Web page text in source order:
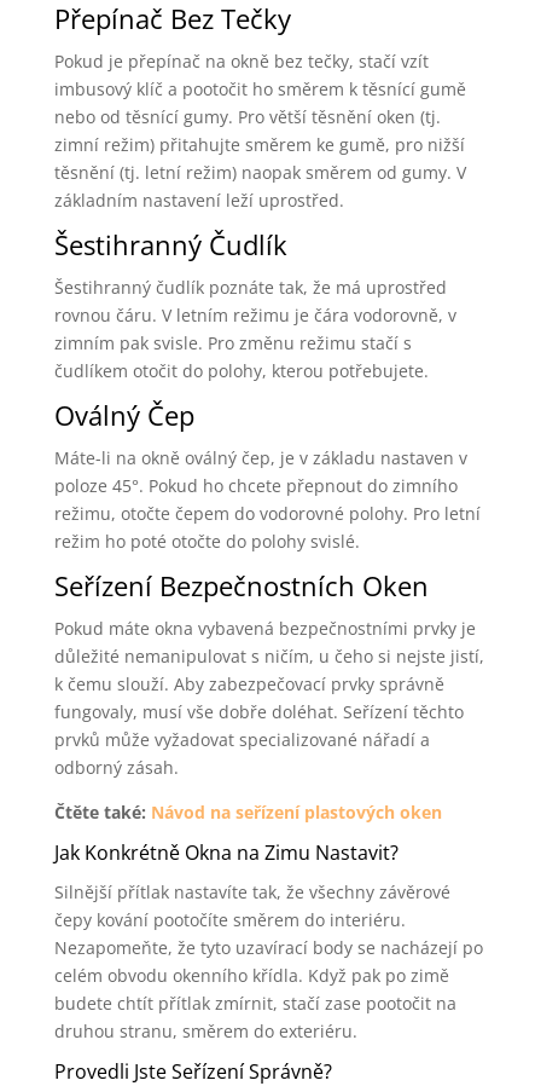
Přepínač Bez Tečky
Pokud je přepínač na okně bez tečky, stačí vzít
imbusový klíč a pootočit ho směrem k těsnící gumě
nebo od těsnící gumy. Pro větší těsnění oken (tj.
zimní režim) přitahujte směrem ke gumě, pro nižší
těsnění (tj. letní režim) naopak směrem od gumy. V
základním nastavení leží uprostřed.
Šestihranný Čudlík
Šestihranný čudlík poznáte tak, že má uprostřed
rovnou čáru. V letním režimu je čára vodorovně, v
zimním pak svisle. Pro změnu režimu stačí s
čudlíkem otočit do polohy, kterou potřebujete.
Oválný Čep
Máte-li na okně oválný čep, je v základu nastaven v
poloze 45°. Pokud ho chcete přepnout do zimního
režimu, otočte čepem do vodorovné polohy. Pro letní
režim ho poté otočte do polohy svislé.
Seřízení Bezpečnostních Oken
Pokud máte okna vybavená bezpečnostními prvky je
důležité nemanipulovat s ničím, u čeho si nejste jistí,
k čemu slouží. Aby zabezpečovací prvky správně
fungovaly, musí vše dobře doléhat. Seřízení těchto
prvků může vyžadovat specializované nářadí a
odborný zásah.
Čtěte také: Návod na seřízení plastových oken
Jak Konkrétně Okna na Zimu Nastavit?
Silnější přítlak nastavíte tak, že všechny závěrové
čepy kování pootočíte směrem do interiéru.
Nezapomeňte, že tyto uzavírací body se nacházejí po
celém obvodu okenního křídla. Když pak po zimě
budete chtít přítlak zmírnit, stačí zase pootočit na
druhou stranu, směrem do exteriéru.
Provedli Jste Seřízení Správně?